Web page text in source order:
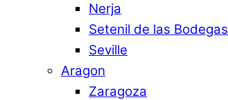
Nerja
Setenil de las Bodegas
Seville
Aragon
Zaragoza